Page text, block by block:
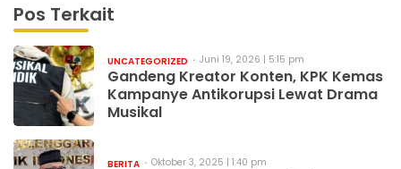
Pos Terkait
UNCATEGORIZED Juni 19, 2026 | 5:15 pm
Gandeng Kreator Konten, KPK Kemas
Kampanye Antikorupsi Lewat Drama
Musikal
BERITA Oktober 3, 2025 | 1:40 pm